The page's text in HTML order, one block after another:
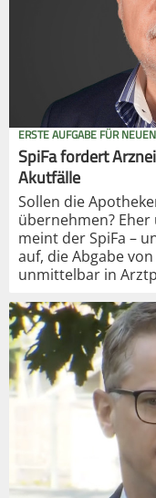
ERSTE AUFGABE FÜR
SpiFa fordert
Akutfälle
Sollen die
übernehmen?
meint der SpiFa –
auf, die Abgabe
unmittelbar in